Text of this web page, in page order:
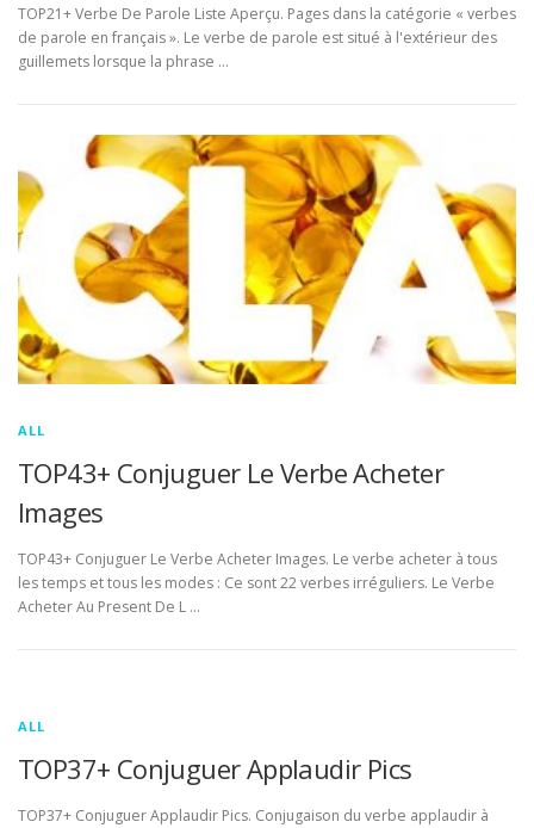
TOP21+ Verbe De Parole Liste Aperçu. Pages dans la catégorie « verbes
de parole en français ». Le verbe de parole est situé à l'extérieur des
guillemets lorsque la phrase …
ALL
TOP43+ Conjuguer Le Verbe Acheter
Images
TOP43+ Conjuguer Le Verbe Acheter Images. Le verbe acheter à tous
les temps et tous les modes : Ce sont 22 verbes irréguliers. Le Verbe
Acheter Au Present De L …
ALL
TOP37+ Conjuguer Applaudir Pics
TOP37+ Conjuguer Applaudir Pics. Conjugaison du verbe applaudir à